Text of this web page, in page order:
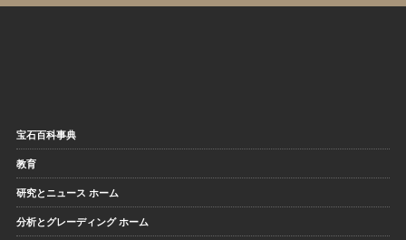
宝石百科事典
教育
研究とニュース ホーム
分析とグレーディング ホーム